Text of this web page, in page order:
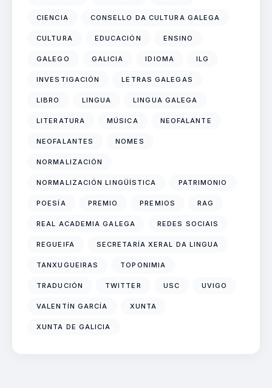
CIENCIA CONSELLO DA CULTURA GALEGA
CULTURA EDUCACIÓN ENSINO
GALEGO GALICIA IDIOMA ILG
INVESTIGACIÓN LETRAS GALEGAS
LIBRO LINGUA LINGUA GALEGA
LITERATURA MÚSICA NEOFALANTE
NEOFALANTES NOMES
NORMALIZACIÓN
NORMALIZACIÓN LINGÜÍSTICA PATRIMONIO
POESÍA PREMIO PREMIOS RAG
REAL ACADEMIA GALEGA REDES SOCIAIS
REGUEIFA SECRETARÍA XERAL DA LINGUA
TANXUGUEIRAS TOPONIMIA
TRADUCIÓN TWITTER USC UVIGO
VALENTÍN GARCÍA XUNTA
XUNTA DE GALICIA